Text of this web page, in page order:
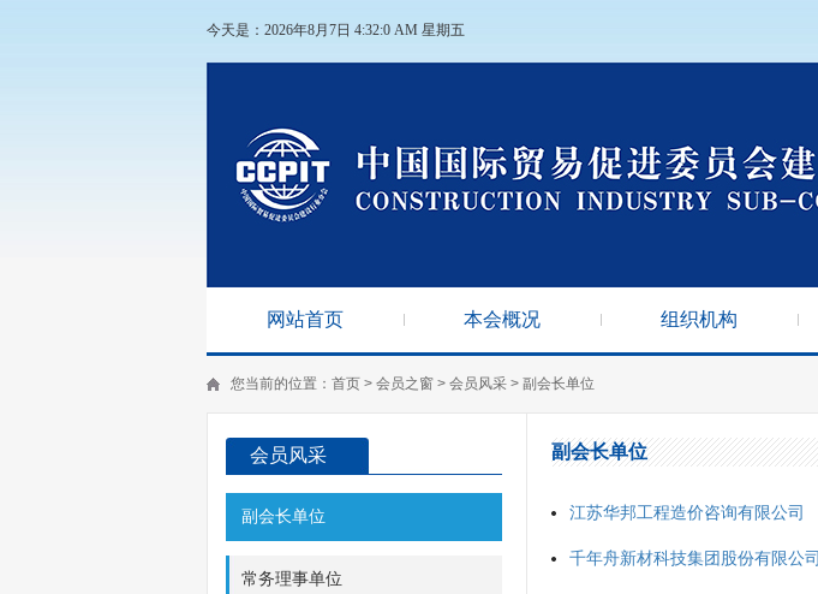
今天是：2026年8月7日 4:32:1 AM 星期五
网站首页 本会概况 组织机构
您当前的位置： 首页 > 会员之窗 > 会员风采 > 副会长单位
会员风采
副会长单位
常务理事单位
副会长单位
江苏华邦工程造价咨询有限公司
千年舟新材科技集团股份有限公司